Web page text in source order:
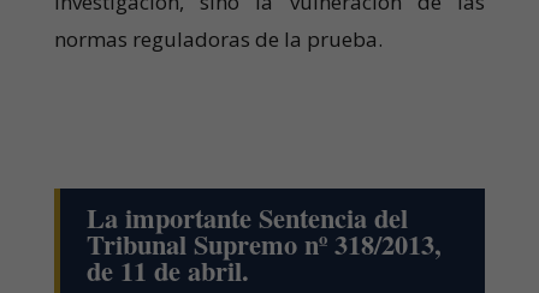
normas reguladoras de la prueba.
La importante Sentencia del
Tribunal Supremo nº 318/2013,
de 11 de abril.